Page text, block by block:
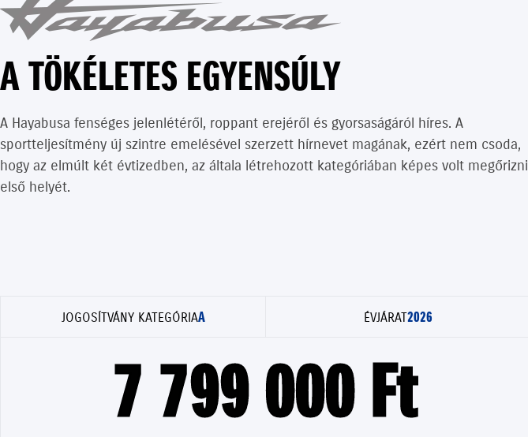
A TÖKÉLETES EGYENSÚLY
A Hayabusa fenséges jelenlétéről, roppant erejéről és gyorsaságáról híres. A
sportteljesítmény új szintre emelésével szerzett hírnevet magának, ezért nem csoda,
hogy az elmúlt két évtizedben, az általa létrehozott kategóriában képes volt megőrizni
első helyét.
JOGOSÍTVÁNY KATEGÓRIAA ÉVJÁRAT2026
7 799 000 Ft